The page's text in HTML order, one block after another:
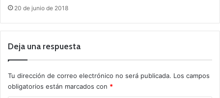
20 de junio de 2018
Deja una respuesta
Tu dirección de correo electrónico no será publicada. Los campos
obligatorios están marcados con *